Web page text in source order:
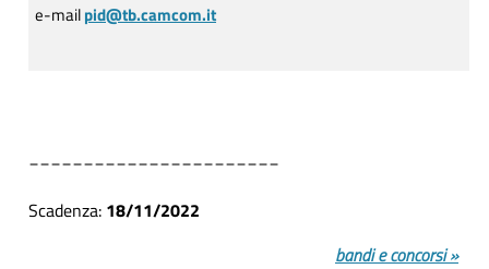
e-mailpid@tb.camcom.it
Scadenza: 18/11/2022
bandi e concorsi »